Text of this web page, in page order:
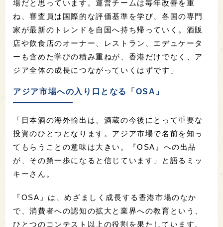
場だと思っています。運営チームは毎年改善を重
ね、審査員は国際的な評価基準を学び、各国の専門
家が最新のトレンドを自国へ持ち帰っていく。酒販
店や飲食店のオーナー、レストラン、エデュケータ
ーも含めた学びの積み重ねが、香港だけでなく、ア
ジア全体の成長につながっていくはずです」
アジア市場への入り口となる「OSA」
「日本酒の海外輸出は、酒蔵の今後にとって重要な
投資のひとつとなります。アジア市場で名前を知っ
てもらうことの意味は大きい。『OSA』への出品
が、その第一歩になると信じています」と語るミッ
キーさん。
『OSA』は、めざましく成長する香港市場のなか
で、消費者への認知の拡大と業界への教育という、
ひとつのコンテスト以上の役割を果たしています。